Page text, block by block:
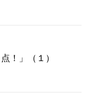
！」（１）